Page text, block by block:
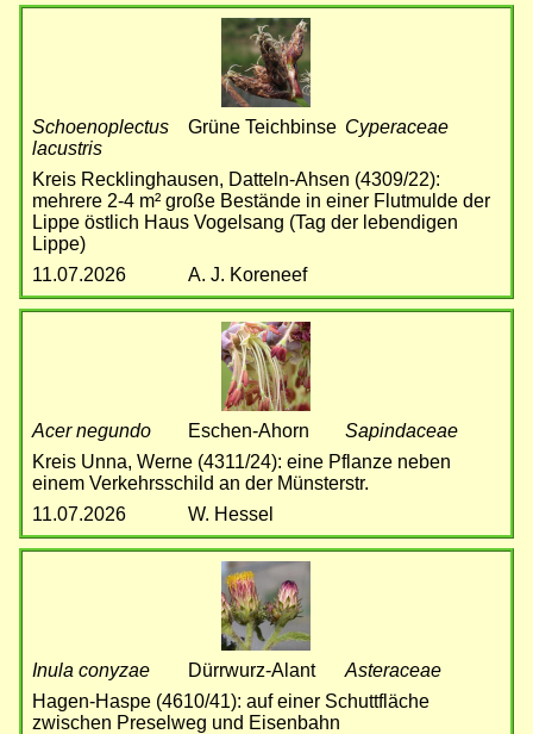
Schoenoplectus
lacustris
Grüne Teichbinse Cyperaceae
Kreis Recklinghausen, Datteln-Ahsen (4309/22):
mehrere 2-4 m² große Bestände in einer Flutmulde der
Lippe östlich Haus Vogelsang (Tag der lebendigen
Lippe)
11.07.2026
A. J. Koreneef
Acer negundo Eschen-Ahorn
Sapindaceae
Kreis Unna, Werne (4311/24): eine Pflanze neben
einem Verkehrsschild an der Münsterstr.
11.07.2026
W. Hessel
Inula conyzae Dürrwurz-Alant
Asteraceae
Hagen-Haspe (4610/41): auf einer Schuttfläche
zwischen Preselweg und Eisenbahn